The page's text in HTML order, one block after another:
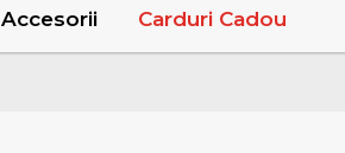
Accesorii Carduri Cadou